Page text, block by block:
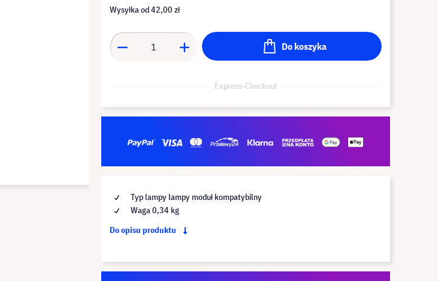
Wysyłka od42,00 zł
Do koszyka
Express-Checkout
Typ lampy lampy moduł kompatybilny
Waga 0,34 kg
Do opisu produktu